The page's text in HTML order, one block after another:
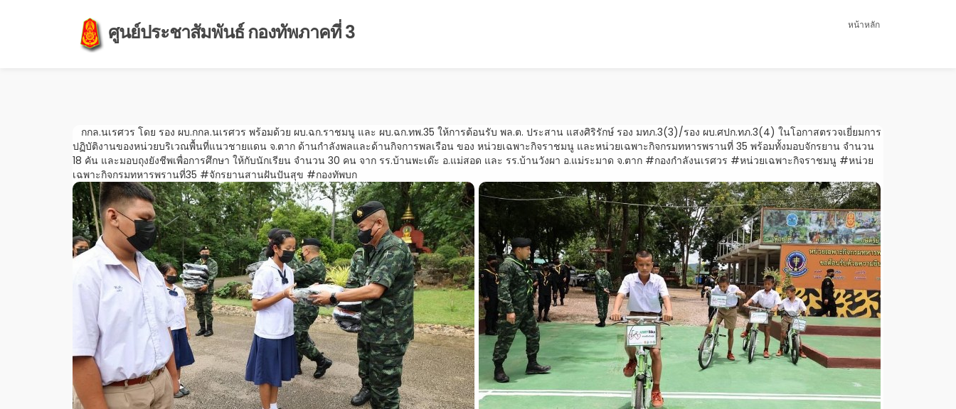
ศูนย์ประชาสัมพันธ์ กองทัพภาคที่ 3 หน้าหลัก
กกล.นเรศวร โดย รอง ผบ.กกล.นเรศวร พร้อมด้วย ผบ.ฉก.ราชมนู และ ผบ.ฉก.ทพ.35 ให้การต้อนรับ พล.ต. ประสาน แสงศิริรักษ์ รอง มทภ.3(3)/รอง ผบ.ศปก.ทภ.3(4) ในโอกาสตรวจเยี่ยมการ
ปฏิบัติงานของหน่วยบริเวณพื้นที่แนวชายแดน จ.ตาก ด้านกำลังพลและด้านกิจการพลเรือน ของ หน่วยเฉพาะกิจราชมนู และหน่วยเฉพาะกิจกรมทหารพรานที่ 35 พร้อมทั้งมอบจักรยาน จำนวน
18 คัน และมอบถุงยังชีพเพื่อการศึกษา ให้กับนักเรียน จำนวน 30 คน จาก รร.บ้านพะเด๊ะ อ.แม่สอด และ รร.บ้านวังผา อ.แม่ระมาด จ.ตาก #กองกำลังนเรศวร #หน่วยเฉพาะกิจราชมนู #หน่วย
เฉพาะกิจกรมทหารพรานที่35 #จักรยานสานฝันปันสุข #กองทัพบก